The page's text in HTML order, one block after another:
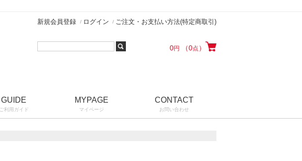
新規会員登録 ログイン ご注文・お支払い方法(特定商取引)
0円 （0点 ）
GUIDE
ご利用ガイド
MYPAGE
マイページ
CONTACT
お問い合わせ